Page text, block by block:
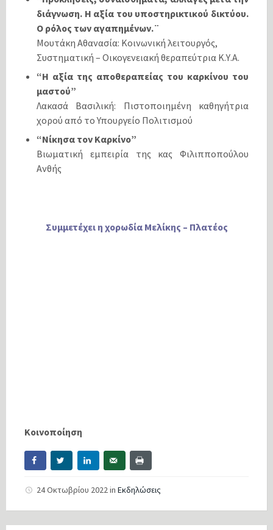
διάγνωση. Η αξία του υποστηρικτικού δικτύου.
Ο ρόλος των αγαπημένων.¨
Μουτάκη Αθανασία: Κοινωνική λειτουργός,
Συστηματική – Οικογενειακή θεραπεύτρια Κ.Υ.Α.
“Η αξία της αποθεραπείας του καρκίνου του
μαστού”
Λακασά Βασιλική: Πιστοποιημένη καθηγήτρια
χορού από το Υπουργείο Πολιτισμού
“Νίκησα τον Καρκίνο”
Βιωματική εμπειρία της κας Φιλιπποπούλου
Ανθής
Συμμετέχει η χορωδία Μελίκης – Πλατέος
Κοινοποίηση
24 Οκτωβρίου 2022in Εκδηλώσεις